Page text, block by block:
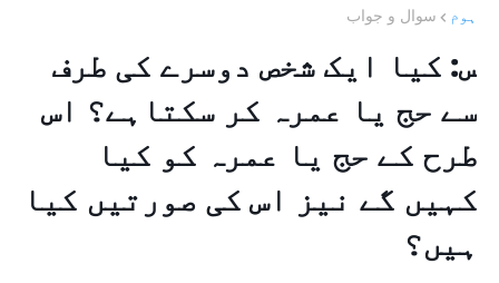
ہوم سوال و جواب
س: کیا ایک شخص دوسرے کی طرف
سے حج یا عمرہ کر سکتاہے؟ اس
طرح کے حج یا عمرہ کو کیا
کہیں گے نیز اس کی صورتیں کیا
ہیں؟